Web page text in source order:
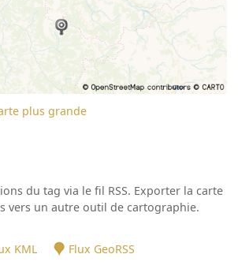
plus grande
du tag via le fil RSS. Exporter la carte
vers un autre outil de cartographie.
KML Flux GeoRSS